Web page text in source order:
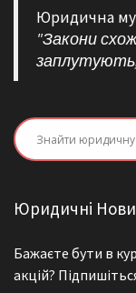
Юридична
"Закони
заплутують,
Юридичні
Бажаєте бути в
акцій?